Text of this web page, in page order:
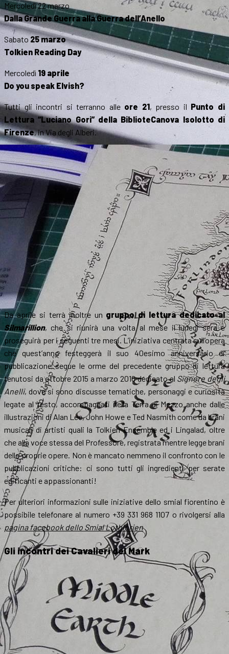
Mercoledì 22 marzo
Dalla Grande Guerra alla Guerra dell’Anello
Sabato 25 marzo
Tolkien Reading Day
Mercoledì 19 aprile
Do you speak Elvish?
Tutti gli incontri si terranno alle ore 21, presso il Punto di
Lettura “Luciano Gori” della BiblioteCanova Isolotto di
Firenze, in Via degli Alberi.
Da aprile si terrà inoltre un gruppo di lettura dedicato al
Silmarillion, che si riunirà una volta al mese il lunedì sera e
proseguirà per i seguenti tre mesi. L’iniziativa centrata sull’opera
che quest’anno festeggerà il suo 40esimo anniversario di
pubblicazione segue le orme del precedente gruppo di lettura
tenutosi da ottobre 2015 a marzo 2016 dedicato al Signore degli
Anelli, dove si sono discusse tematiche, personaggi e curiosità
legate al testo, accompagnati nella Terra di Mezzo anche dalle
illustrazioni di Alan Lee, John Howe e Ted Nasmith come da brani
musicali di artisti quali la Tolkien Ensemble ed i Lingalad, oltre
che alla voce stessa del Professore, registrata mentre legge brani
delle proprie opere. Non è mancato nemmeno il confronto con le
pubblicazioni critiche: ci sono tutti gli ingredienti per serate
edificanti e appassionanti!
Per ulteriori informazioni sulle iniziative dello smial fiorentino è
possibile telefonare al numero +39 331 968 1107 o rivolgersi alla
pagina facebook dello Smial Lothlórien
Gli incontri dei Cavalieri del Mark